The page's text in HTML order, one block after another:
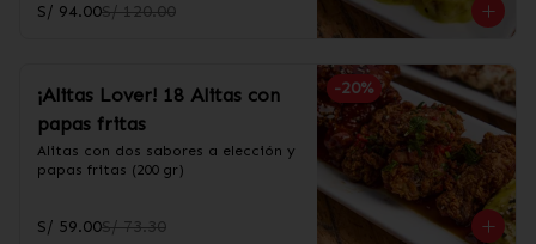
S/ 94.00S/ 120.00
-20%
¡Alitas Lover! 18 Alitas con
papas fritas
Alitas con dos sabores a elección y
papas fritas (200 gr)
S/ 59.00S/ 73.30